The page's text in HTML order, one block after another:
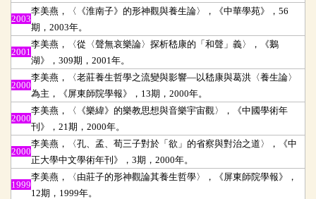
2003
李美燕，〈《淮南子》的形神觀與養生論〉，《中華學苑》，56
期，2003年。
2001
李美燕，〈從〈聲無哀樂論〉探析嵇康的「和聲」義〉，《鵝
湖》，309期，2001年。
2000
李美燕，〈老莊養生哲學之流變與影響—以嵇康與葛洪〈養生論〉
為主，《屏東師院學報》，13期，2000年。
2000
李美燕，〈《樂緯》的樂教思想與音樂宇宙觀〉，《中國學術年
刊》，21期，2000年。
2000
李美燕，〈孔、孟、荀三子對於「欲」的省察與對治之道〉，《中
正大學中文學術年刊》，3期，2000年。
1999
李美燕，〈由莊子的形神觀論其養生哲學〉，《屏東師院學報》，
12期，1999年。